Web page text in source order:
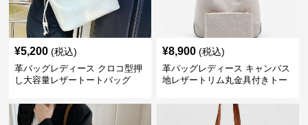
¥5,200 (税込)
革バッグレディース クロコ型押
し大容量レザートートバッグ
¥8,900 (税込)
革バッグレディース キャンバス
地レザートリム丸金具付きトー